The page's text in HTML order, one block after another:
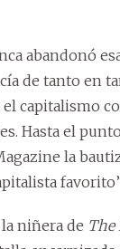
abandonó
de tanto en
el capitalismo
Hasta el
la
favorito”
niñera de The